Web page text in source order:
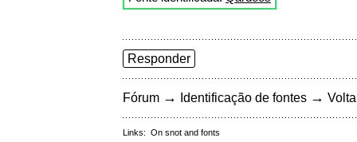
Responder
Fórum → Identificação de fontes →
Links: On snot and fonts